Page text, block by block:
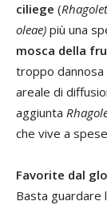
ciliege (
oleae) più una
mosca della
troppo
areale di
aggiunta
che vive a
Favorite dal
Basta guardare